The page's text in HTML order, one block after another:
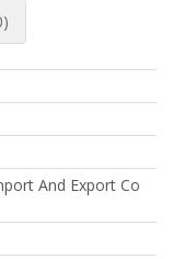
And Export Co